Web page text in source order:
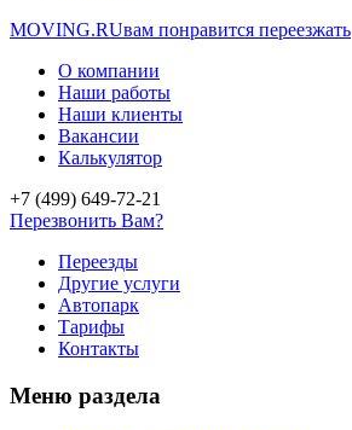
MOVING.RUвам понравится переезжать
О компании
Наши работы
Наши клиенты
Вакансии
Калькулятор
+7 (499) 649-72-21
Перезвонить Вам?
Переезды
Другие услуги
Автопарк
Тарифы
Контакты
Меню раздела